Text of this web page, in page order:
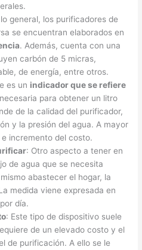
general, los purificadores de
se encuentran elaborados en
. Además, cuenta con una
carbón de 5 micras,
de energía, entre otros.
es un indicador que se refiere
necesaria para obtener un litro
de la calidad del purificador,
y la presión del agua. A mayor
incremento del costo.
: Otro aspecto a tener en
de agua que se necesita
abastecer el hogar, la
medida viene expresada en
día.
: Este tipo de dispositivo suele
de un elevado costo y el
de purificación. A ello se le